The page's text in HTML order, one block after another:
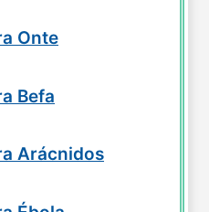
Onte
Befa
Arácnidos